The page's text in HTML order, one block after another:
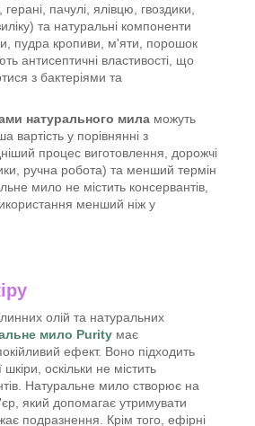
олій та натуральних
мило Purity має
ефект. Воно підходить
шкіри, оскільки не містить
Натуральне мило створює на
який допомагає утримувати
подразнення. Крім того, ефірні
пачулі, ялівцю, гвоздики,
та натуральні компоненти
пудра кропиви, м'яти, порошок
антисептичні властивості, що
з бактеріями та
натурального мила можуть
вартість у порівнянні з
процес виготовлення, дорожчі
ручна робота) та менший термін
мило не містить консервантів,
менший ніж у